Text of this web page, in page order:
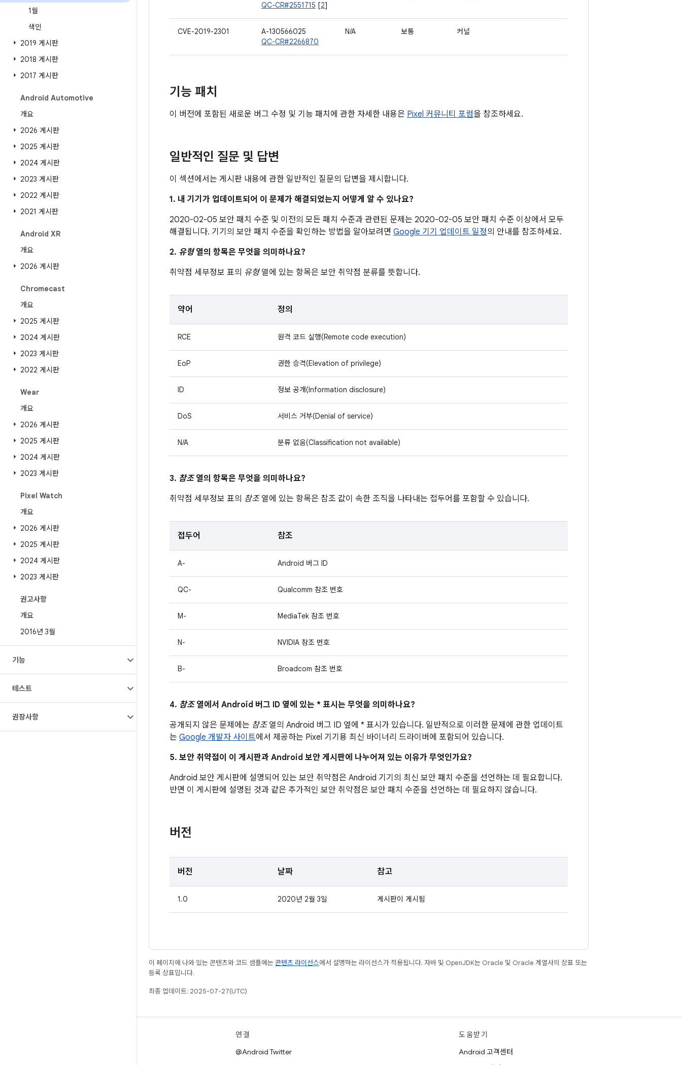
1월
색인
2019 게시판
2018 게시판
2017 게시판
Android Automotive
개요
2026 게시판
2025 게시판
2024 게시판
2023 게시판
2022 게시판
2021 게시판
Android XR
개요
2026 게시판
Chromecast
개요
2025 게시판
2024 게시판
2023 게시판
2022 게시판
Wear
개요
2026 게시판
2025 게시판
2024 게시판
2023 게시판
Pixel Watch
개요
2026 게시판
2025 게시판
2024 게시판
2023 게시판
권고사항
개요
2016년 3월
기능
테스트
권장사항
QC-CR#2551715 [2]
CVE-2019-2301
A-130566025
QC-CR#2266870
N/A 보통 커널
기능 패치
이 버전에 포함된 새로운 버그 수정 및 기능 패치에 관한 자세한 내용은 Pixel 커뮤니티 포럼을 참조하세요.
일반적인 질문 및 답변
이 섹션에서는 게시판 내용에 관한 일반적인 질문의 답변을 제시합니다.
1. 내 기기가 업데이트되어 이 문제가 해결되었는지 어떻게 알 수 있나요?
2020-02-05 보안 패치 수준 및 이전의 모든 패치 수준과 관련된 문제는 2020-02-05 보안 패치 수준 이상에서 모두
해결됩니다. 기기의 보안 패치 수준을 확인하는 방법을 알아보려면 Google 기기 업데이트 일정의 안내를 참조하세요.
2. 유형열의 항목은 무엇을 의미하나요?
취약점 세부정보 표의 유형열에 있는 항목은 보안 취약점 분류를 뜻합니다.
약어 정의
RCE 원격 코드 실행(Remote code execution)
EoP 권한 승격(Elevation of privilege)
ID 정보 공개(Information disclosure)
DoS 서비스 거부(Denial of service)
N/A 분류 없음(Classification not available)
3. 참조열의 항목은 무엇을 의미하나요?
취약점 세부정보 표의 참조열에 있는 항목은 참조 값이 속한 조직을 나타내는 접두어를 포함할 수 있습니다.
접두어 참조
A- Android 버그 ID
QC- Qualcomm 참조 번호
M- MediaTek 참조 번호
N- NVIDIA 참조 번호
B- Broadcom 참조 번호
4. 참조열에서 Android 버그 ID 옆에 있는 * 표시는 무엇을 의미하나요?
공개되지 않은 문제에는 참조열의 Android 버그 ID 옆에 * 표시가 있습니다. 일반적으로 이러한 문제에 관한 업데이트
는 Google 개발자 사이트에서 제공하는 Pixel 기기용 최신 바이너리 드라이버에 포함되어 있습니다.
5. 보안 취약점이 이 게시판과 Android 보안 게시판에 나누어져 있는 이유가 무엇인가요?
Android 보안 게시판에 설명되어 있는 보안 취약점은 Android 기기의 최신 보안 패치 수준을 선언하는 데 필요합니다.
반면 이 게시판에 설명된 것과 같은 추가적인 보안 취약점은 보안 패치 수준을 선언하는 데 필요하지 않습니다.
버전
버전 날짜 참고
1.0 2020년 2월 3일 게시판이 게시됨
이 페이지에 나와 있는 콘텐츠와 코드 샘플에는 콘텐츠 라이선스에서 설명하는 라이선스가 적용됩니다. 자바 및 OpenJDK는 Oracle 및 Oracle 계열사의 상표 또는
등록 상표입니다.
최종 업데이트: 2025-07-27(UTC)
연결
@Android Twitter
도움받기
Android 고객센터